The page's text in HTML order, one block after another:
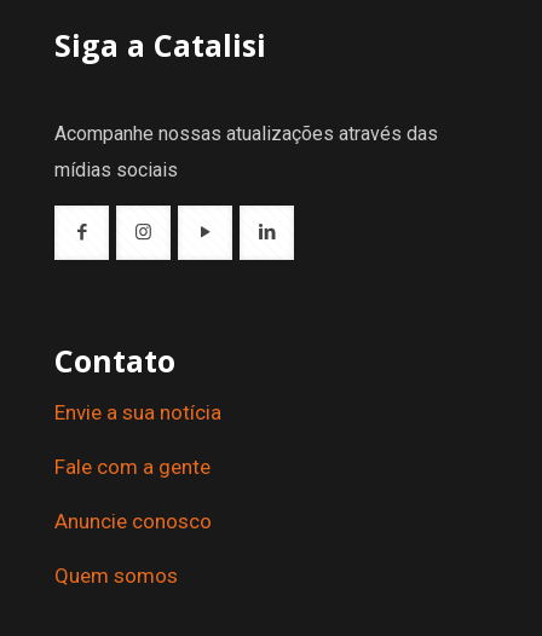
Siga a Catalisi
Acompanhe nossas atualizações através das
mídias sociais
Contato
Envie a sua notícia
Fale com a gente
Anuncie conosco
Quem somos